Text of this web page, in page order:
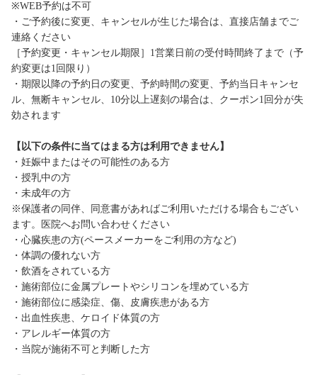
※WEB予約は不可
・ご予約後に変更、キャンセルが生じた場合は、直接店舗までご
連絡ください
［予約変更・キャンセル期限］1営業日前の受付時間終了まで（予
約変更は1回限り）
・期限以降の予約日の変更、予約時間の変更、予約当日キャンセ
ル、無断キャンセル、10分以上遅刻の場合は、クーポン1回分が失
効されます
【以下の条件に当てはまる方は利用できません】
・妊娠中またはその可能性のある方
・授乳中の方
・未成年の方
※保護者の同伴、同意書があればご利用いただける場合もござい
ます。医院へお問い合わせください
・心臓疾患の方(ペースメーカーをご利用の方など)
・体調の優れない方
・飲酒をされている方
・施術部位に金属プレートやシリコンを埋めている方
・施術部位に感染症、傷、皮膚疾患がある方
・出血性疾患、ケロイド体質の方
・アレルギー体質の方
・当院が施術不可と判断した方